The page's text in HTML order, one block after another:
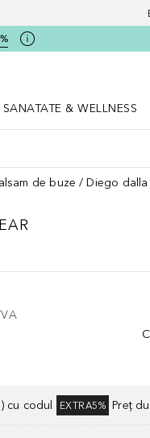
SANATATE & WELLNESS
de buze Diego dalla
cu codul EXTRA5% Preț